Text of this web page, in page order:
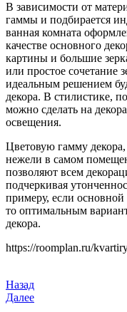
В зависимости от
гаммы и подбирается
ванная комната
качестве основного
картины и большие
или простое сочетание
идеальным решением
декора. В стилистике,
можно сделать на
освещения.
Цветовую гамму
нежели в самом
позволяют всем
подчеркивая
примеру, если
то оптимальным
декора.
https://roomplan.ru/
Навигация
по
Предыдущая
запись
Назад
Следующая
Далее